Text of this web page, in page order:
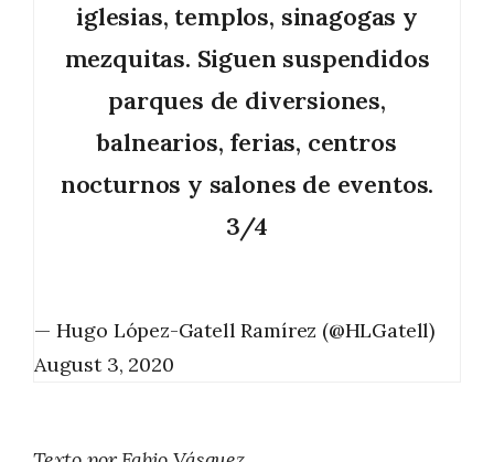
iglesias, templos, sinagogas y
mezquitas. Siguen suspendidos
parques de diversiones,
balnearios, ferias, centros
nocturnos y salones de eventos.
3/4
— Hugo López-Gatell Ramírez (@HLGatell)
August 3, 2020